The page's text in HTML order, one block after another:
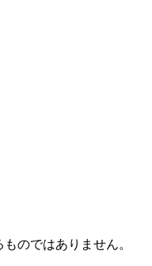
のではありません。